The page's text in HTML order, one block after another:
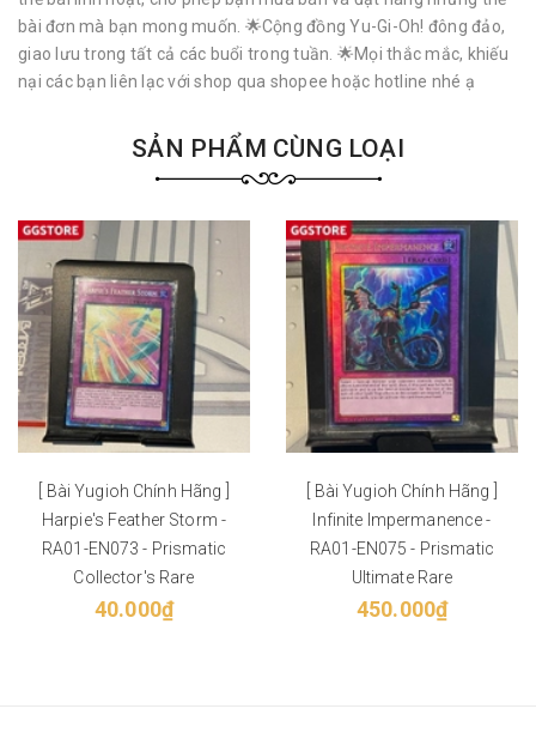
bài đơn mà bạn mong muốn. 🌟Cộng đồng Yu-Gi-Oh! đông đảo,
giao lưu trong tất cả các buổi trong tuần. 🌟Mọi thắc mắc, khiếu
nại các bạn liên lạc với shop qua shopee hoặc hotline nhé ạ
SẢN PHẨM CÙNG LOẠI
[ Bài Yugioh Chính Hãng ]
Harpie's Feather Storm -
RA01-EN073 - Prismatic
Collector's Rare
40.000₫
[ Bài Yugioh Chính Hãng ]
Infinite Impermanence -
RA01-EN075 - Prismatic
Ultimate Rare
450.000₫